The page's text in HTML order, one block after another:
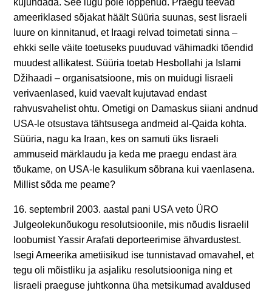
ameeriklased sõjakat häält Süüria suunas, sest Iisraeli
luure on kinnitanud, et Iraagi relvad toimetati sinna –
ehkki selle väite toetuseks puuduvad vähimadki tõendid
muudest allikatest. Süüria toetab Hesbollahi ja Islami
Džihaadi – organisatsioone, mis on muidugi Iisraeli
verivaenlased, kuid vaevalt kujutavad endast
rahvusvahelist ohtu. Ometigi on Damaskus siiani andnud
USA-le otsustava tähtsusega andmeid al-Qaida kohta.
Süüria, nagu ka Iraan, kes on samuti üks Iisraeli
ammuseid märklaudu ja keda me praegu endast ära
tõukame, on USA-le kasulikum sõbrana kui vaenlasena.
Millist sõda me peame?
16. septembril 2003. aastal pani USA veto ÜRO
Julgeolekunõukogu resolutsioonile, mis nõudis Iisraelil
loobumist Yassir Arafati deporteerimise ähvardustest.
Isegi Ameerika ametiisikud ise tunnistavad omavahel, et
tegu oli mõistliku ja asjaliku resolutsiooniga ning et
Iisraeli praeguse juhtkonna üha metsikumad avaldused